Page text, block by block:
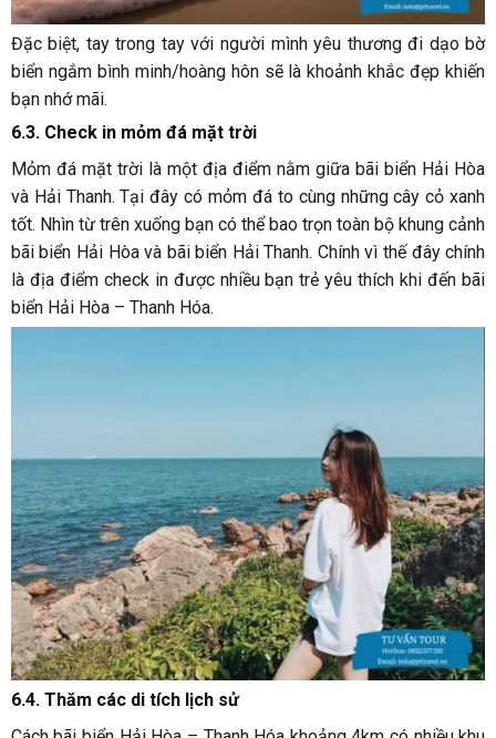
Đặc biệt, tay trong tay với người mình yêu thương đi dạo bờ
biển ngắm bình minh/hoàng hôn sẽ là khoảnh khắc đẹp khiến
bạn nhớ mãi.
6.3. Check in mỏm đá mặt trời
Mỏm đá mặt trời là một địa điểm nằm giữa bãi biển Hải Hòa
và Hải Thanh. Tại đây có mỏm đá to cùng những cây cỏ xanh
tốt. Nhìn từ trên xuống bạn có thể bao trọn toàn bộ khung cảnh
bãi biển Hải Hòa và bãi biển Hải Thanh. Chính vì thế đây chính
là địa điểm check in được nhiều bạn trẻ yêu thích khi đến bãi
biển Hải Hòa – Thanh Hóa.
6.4. Thăm các di tích lịch sử